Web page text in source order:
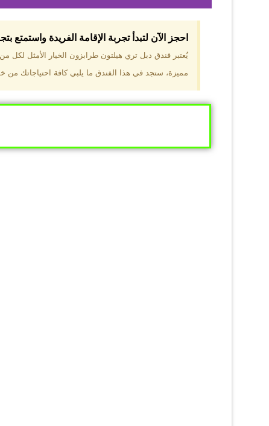
والجبال
احجز الآن لتبدأ تجربة الإقامة الفريدة
يُعتبر فندق دبل تري هيلتون طرابزون الخيار الأمثل
مميزة، ستجد في هذا الفندق ما يلبي كافة احتياجاتك من